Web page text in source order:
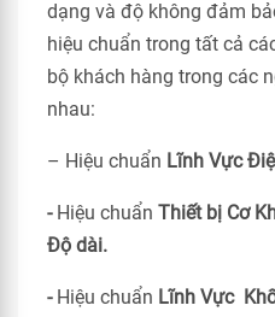
dạng và độ không đảm
hiệu chuẩn trong tất cả
bộ khách hàng trong các
nhau:
– Hiệu chuẩn Lĩnh Vực
- Hiệu chuẩn Thiết bị Cơ
Độ dài.
- Hiệu chuẩn Lĩnh Vực